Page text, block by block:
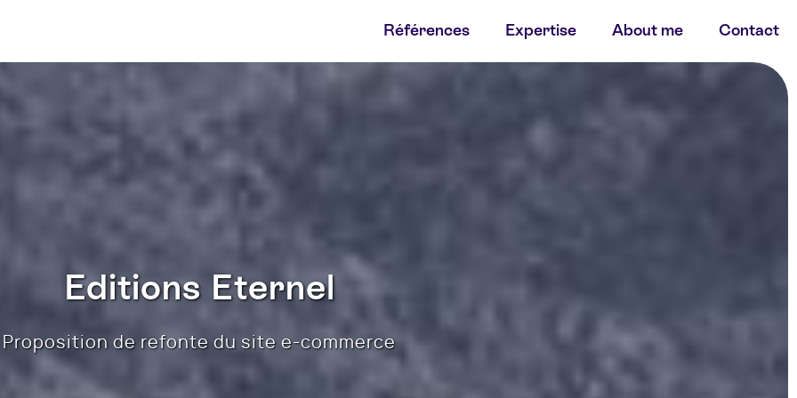
Références Expertise About me Contact
Editions Eternel
Proposition de refonte du site e-commerce